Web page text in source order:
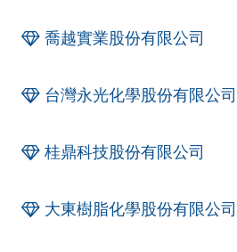
喬越實業股份有限公司
台灣永光化學股份有限公司
桂鼎科技股份有限公司
大東樹脂化學股份有限公司